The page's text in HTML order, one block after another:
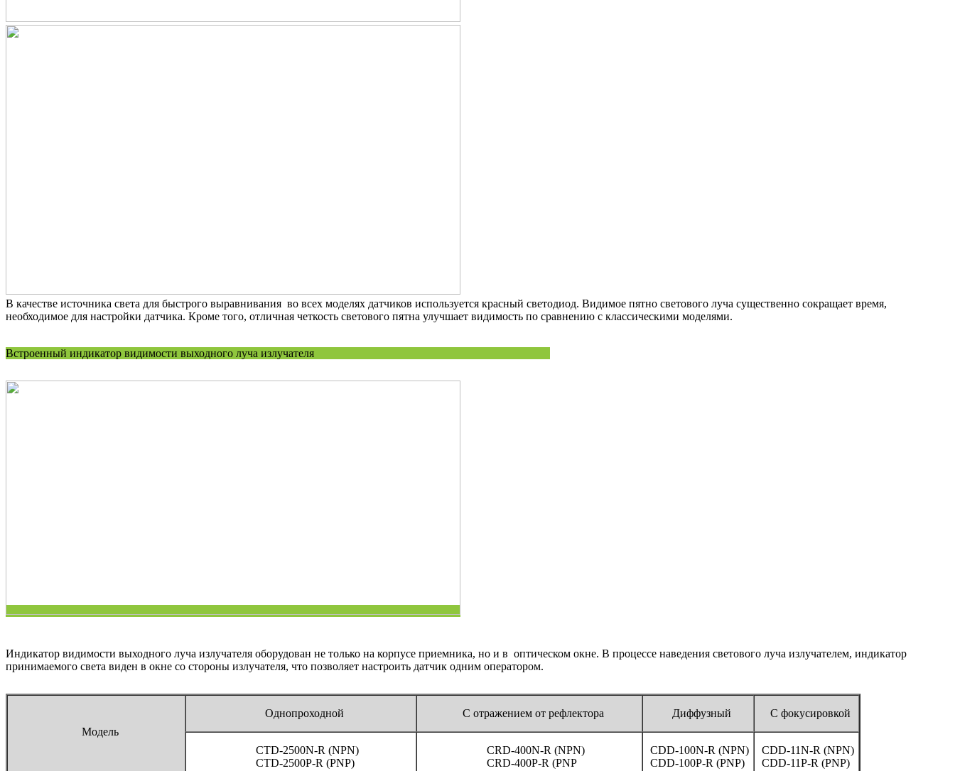
В качестве источника света для быстрого выравнивания во всех моделях датчиков используется красный светодиод. Видимое пятно светового луча существенно сокращает время,
необходимое для настройки датчика. Кроме того, отличная четкость светового пятна улучшает видимость по сравнению с классическими моделями.
Встроенный индикатор видимости выходного луча излучателя
Индикатор видимости выходного луча излучателя оборудован не только на корпусе приемника, но и в оптическом окне. В процессе наведения светового луча излучателем, индикатор
принимаемого света виден в окне со стороны излучателя, что позволяет настроить датчик одним оператором.
Модель
Однопроходной C отражением от рефлектора Диффузный С фокусировкой
CTD-2500N-R (NPN)
CTD-2500P-R (PNP)
CRD-400N-R (NPN)
CRD-400P-R (PNP
CDD-100N-R (NPN)
CDD-100P-R (PNP)
CDD-11N-R (NPN)
CDD-11P-R (PNP)